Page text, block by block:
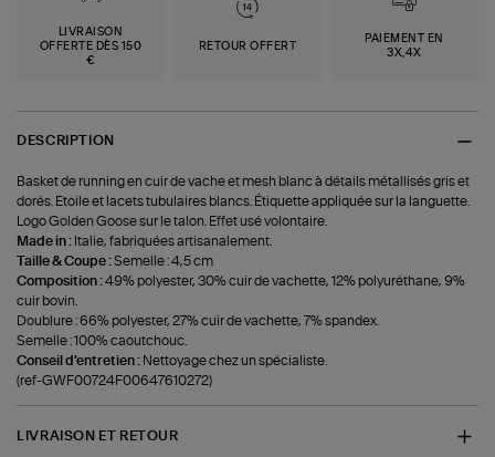
LIVRAISON
OFFERTE DÈS 150
€
RETOUR OFFERT
PAIEMENT EN
3X,4X
DESCRIPTION
Basket de running en cuir de vache et mesh blanc à détails métallisés gris et
dorés. Etoile et lacets tubulaires blancs. Étiquette appliquée sur la languette.
Logo Golden Goose sur le talon. Effet usé volontaire.
Made in : Italie, fabriquées artisanalement.
Taille & Coupe :Semelle : 4,5 cm
Composition :49% polyester, 30% cuir de vachette, 12% polyuréthane, 9%
cuir bovin.
Doublure : 66% polyester, 27% cuir de vachette, 7% spandex.
Semelle : 100% caoutchouc.
Conseil d'entretien : Nettoyage chez un spécialiste.
(ref-GWF00724F00647610272)
LIVRAISON ET RETOUR